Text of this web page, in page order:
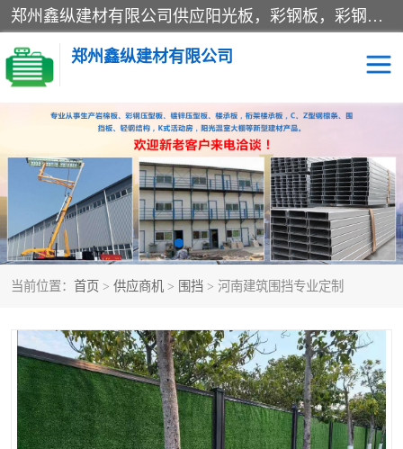
郑州鑫纵建材有限公司供应阳光板，彩钢板，彩钢钢构工程是一家集生产销售租赁安装于一体的企业，主要生产PC采光板，耐力板，仿古琉璃采光板，岩棉板、彩钢压型板、镀锌压型板、桁架楼承板，C、Z型钢檩条、围挡板、轻钢结构，阳光温室大棚等新型建材产品。公司旗下有多台移动式高空压瓦机租赁，承接全国各地业务，专业对外租赁各种型号压瓦机。
郑州鑫纵建材有限公司
当前位置： 首页 > 供应商机 > 围挡 > 河南建筑围挡专业定制
高空瓦机租赁 ASA合成树脂仿古瓦
CZ型钢 FRP采光板
PC多层板 PC耐力板
建筑围挡 楼层板
新型活动房 压型彩钢板
岩棉板 钢结构配件
围挡 彩钢板